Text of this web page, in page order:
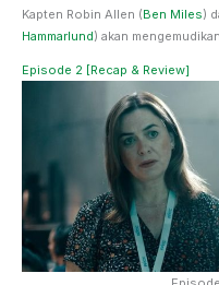
Kapten Robin Allen (Ben Miles)
Hammarlund) akan
Episode 2 [Recap & Review]